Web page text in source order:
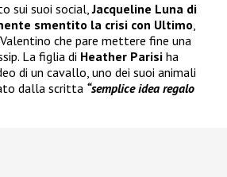
sui suoi social,Jacqueline Luna di
smentito la crisi con Ultimo,
che pare mettere fine una
La figlia di Heather Parisi ha
di un cavallo, uno dei suoi animali
dalla scritta “semplice idea regalo